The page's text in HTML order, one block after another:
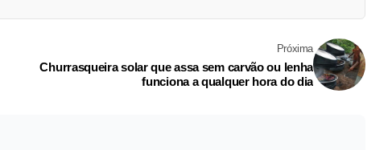
Próxima
Churrasqueira solar que assa sem carvão ou lenha
funciona a qualquer hora do dia